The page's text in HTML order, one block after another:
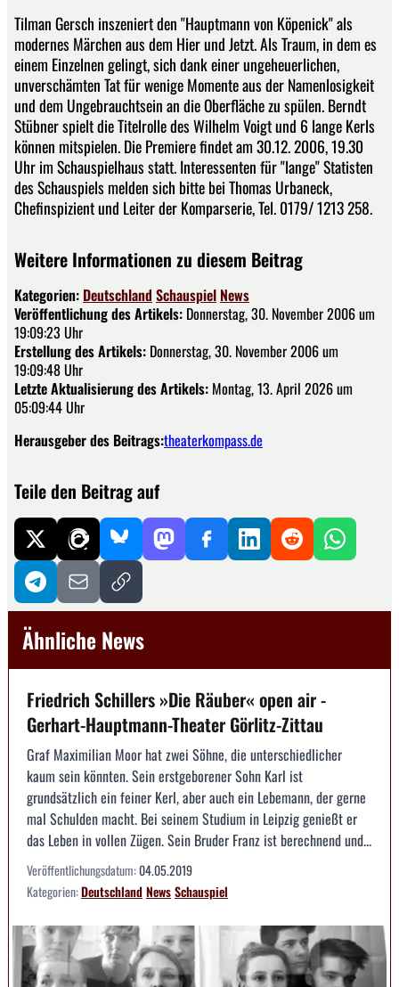
Tilman Gersch inszeniert den "Hauptmann von Köpenick" als
modernes Märchen aus dem Hier und Jetzt. Als Traum, in dem es
einem Einzelnen gelingt, sich dank einer ungeheuerlichen,
unverschämten Tat für wenige Momente aus der Namenlosigkeit
und dem Ungebrauchtsein an die Oberfläche zu spülen. Berndt
Stübner spielt die Titelrolle des Wilhelm Voigt und 6 lange Kerls
können mitspielen. Die Premiere findet am 30.12. 2006, 19.30
Uhr im Schauspielhaus statt. Interessenten für "lange" Statisten
des Schauspiels melden sich bitte bei Thomas Urbaneck,
Chefinspizient und Leiter der Komparserie, Tel. 0179/ 1213 258.
Weitere Informationen zu diesem Beitrag
Kategorien: Deutschland Schauspiel News
Veröffentlichung des Artikels: Donnerstag, 30. November 2006 um
19:09:23 Uhr
Erstellung des Artikels: Donnerstag, 30. November 2006 um
19:09:48 Uhr
Letzte Aktualisierung des Artikels: Montag, 13. April 2026 um
05:09:44 Uhr
Herausgeber des Beitrags:theaterkompass.de
Teile den Beitrag auf
Ähnliche News
Friedrich Schillers »Die Räuber« open air -
Gerhart-Hauptmann-Theater Görlitz-Zittau
Graf Maximilian Moor hat zwei Söhne, die unterschiedlicher
kaum sein könnten. Sein erstgeborener Sohn Karl ist
grundsätzlich ein feiner Kerl, aber auch ein Lebemann, der gerne
mal Schulden macht. Bei seinem Studium in Leipzig genießt er
das Leben in vollen Zügen. Sein Bruder Franz ist berechnend und...
Veröffentlichungsdatum:04.05.2019
Kategorien:DeutschlandNewsSchauspiel